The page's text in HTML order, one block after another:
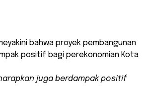
bahwa proyek pembangunan
positif bagi perekonomian Kota
juga berdampak positif